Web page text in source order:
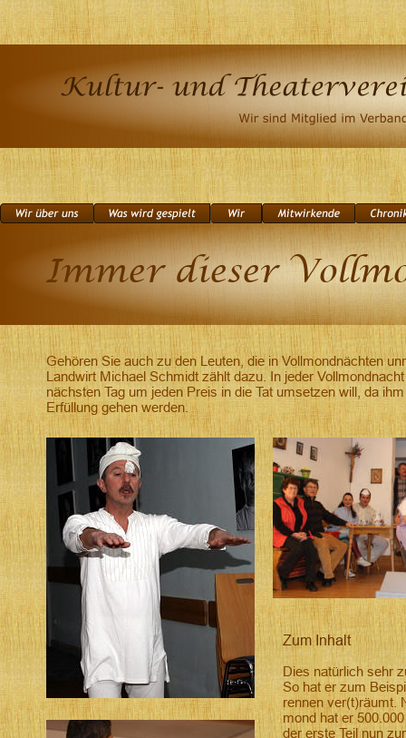
Immer dieser
Zum Inhalt
Dies natürlich sehr
So hat er zum
rennen ver(t)räumt.
mond hat er
der erste Teil nun
Gehören Sie auch zu den Leuten, die in Vollmondnächten
Landwirt Michael Schmidt zählt dazu. In jeder
nächsten Tag um jeden Preis in die Tat umsetzen will, da
Erfüllung gehen werden.